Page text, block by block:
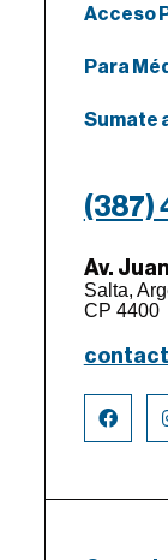
Acceso
Para
Sumate
(387)
Av.
Salta,
CP 4400